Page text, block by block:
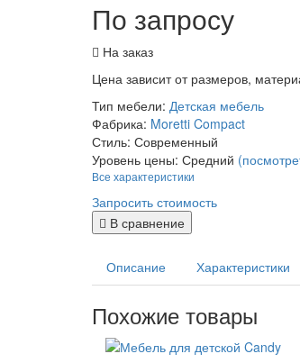
По запросу
На заказ
Цена зависит от размеров,
Тип мебели: Детская мебель
Фабрика: Moretti Compact
Стиль: Современный
Уровень цены: Средний
Все характеристики
Запросить стоимость
В сравнение
Описание Характеристики
Похожие товары